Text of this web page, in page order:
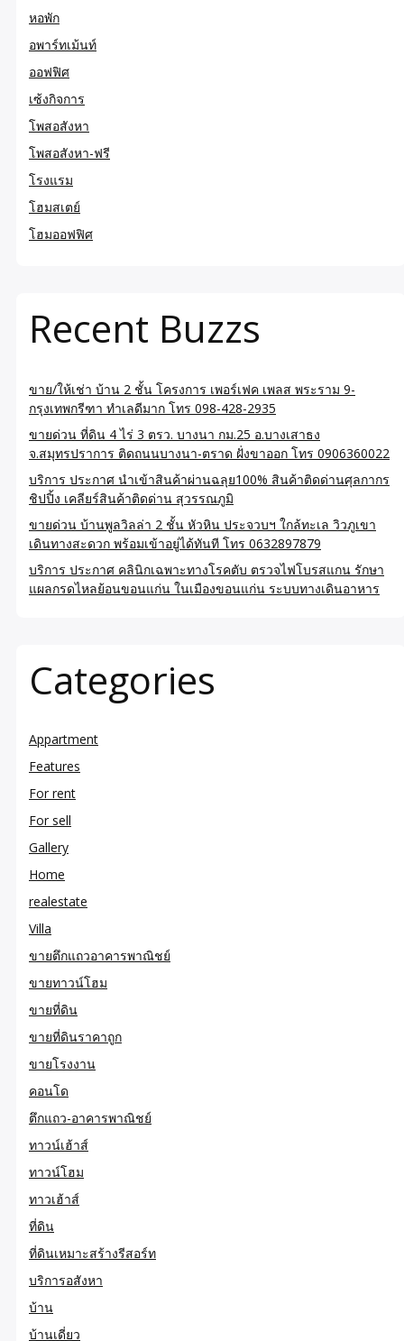
หอพัก
อพาร์ทเม้นท์
ออฟฟิศ
เซ้งกิจการ
โพสอสังหา
โพสอสังหา-ฟรี
โรงแรม
โฮมสเตย์
โฮมออฟฟิศ
Recent Buzzs
ขาย/ให้เช่า บ้าน 2 ชั้น โครงการ เพอร์เฟค เพลส พระราม 9-
กรุงเทพกรีฑา ทำเลดีมาก โทร 098-428-2935
ขายด่วน ที่ดิน 4 ไร่ 3 ตรว. บางนา กม.25 อ.บางเสาธง
จ.สมุทรปราการ ติดถนนบางนา-ตราด ฝั่งขาออก โทร 0906360022
บริการ ประกาศ นำเข้าสินค้าผ่านฉลุย100% สินค้าติดด่านศุลกากร
ชิปปิ้ง เคลียร์สินค้าติดด่าน สุวรรณภูมิ
ขายด่วน บ้านพูลวิลล่า 2 ชั้น หัวหิน ประจวบฯ ใกล้ทะเล วิวภูเขา
เดินทางสะดวก พร้อมเข้าอยู่ได้ทันที โทร 0632897879
บริการ ประกาศ คลินิกเฉพาะทางโรคตับ ตรวจไฟโบรสแกน รักษา
แผลกรดไหลย้อนขอนแก่น ในเมืองขอนแก่น ระบบทางเดินอาหาร
Categories
Appartment
Features
For rent
For sell
Gallery
Home
realestate
Villa
ขายตึกแถวอาคารพาณิชย์
ขายทาวน์โฮม
ขายที่ดิน
ขายที่ดินราคาถูก
ขายโรงงาน
คอนโด
ตึกแถว-อาคารพาณิชย์
ทาวน์เฮ้าส์
ทาวน์โฮม
ทาวเฮ้าส์
ที่ดิน
ที่ดินเหมาะสร้างรีสอร์ท
บริการอสังหา
บ้าน
บ้านเดี่ยว